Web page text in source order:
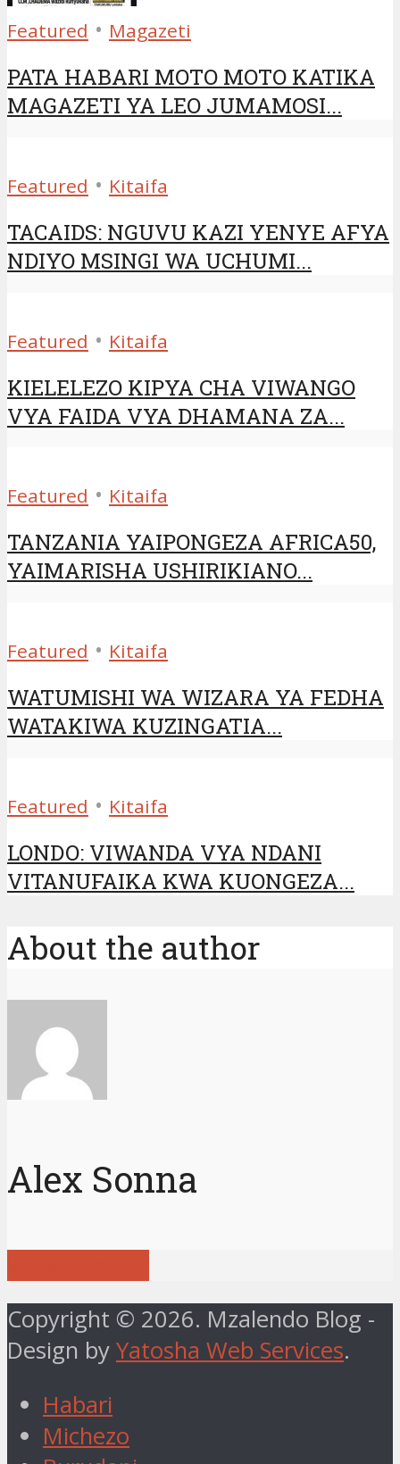
Featured • Magazeti
PATA HABARI MOTO MOTO KATIKA
MAGAZETI YA LEO JUMAMOSI...
Featured • Kitaifa
TACAIDS: NGUVU KAZI YENYE AFYA
NDIYO MSINGI WA UCHUMI...
Featured • Kitaifa
KIELELEZO KIPYA CHA VIWANGO
VYA FAIDA VYA DHAMANA ZA...
Featured • Kitaifa
TANZANIA YAIPONGEZA AFRICA50,
YAIMARISHA USHIRIKIANO...
Featured • Kitaifa
WATUMISHI WA WIZARA YA FEDHA
WATAKIWA KUZINGATIA...
Featured • Kitaifa
LONDO: VIWANDA VYA NDANI
VITANUFAIKA KWA KUONGEZA...
About the author
Alex Sonna
Copyright © 2026. Mzalendo Blog -
Design by Yatosha Web Services.
Habari
Michezo